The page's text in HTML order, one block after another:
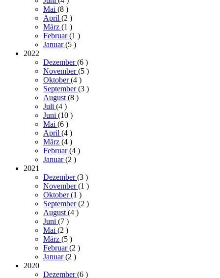
Mai (8 )
April (2 )
März (1 )
Februar(1 )
Januar(5 )
2022
Dezember(6 )
November(5 )
Oktober(4 )
September(3 )
August (8 )
Juli (4 )
Juni (10 )
Mai (6 )
April (4 )
März (4 )
Februar(4 )
Januar(2 )
2021
Dezember(3 )
November(1 )
Oktober(1 )
September(2 )
August (4 )
Juni (7 )
Mai (2 )
März (5 )
Februar(2 )
Januar(2 )
2020
Dezember(6 )